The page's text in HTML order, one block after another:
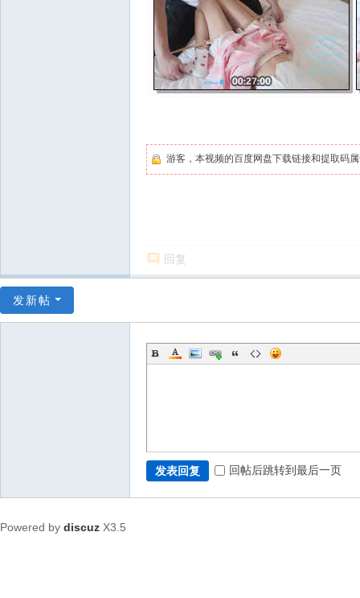
游客，本视频的百度网盘下载链接和提取码
回复
发新帖
发表回复 回帖后跳转到最后一页
Powered by discuz X3.5